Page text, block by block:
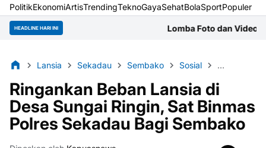
PolitikEkonomiArtisTrendingTeknoGayaSehatBolaSportPopuler
HEADLINE HARI INI Lomba Foto dan Video HUT Kubu Raya,
Lansia Sekadau Sembako Sosial Sungai
Ringankan Beban Lansia di
Desa Sungai Ringin, Sat Binmas
Polres Sekadau Bagi Sembako